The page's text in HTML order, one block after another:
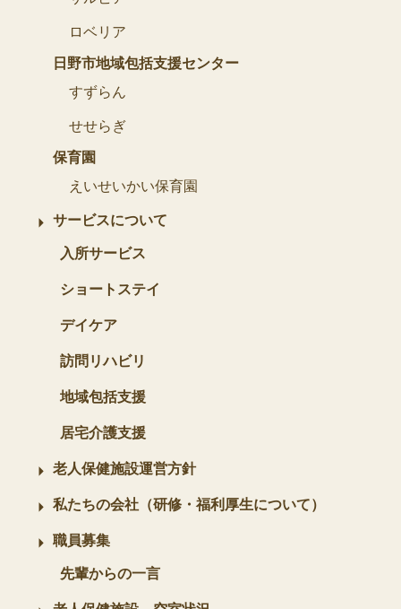
ロベリア
日野市地域包括支援センター
すずらん
せせらぎ
保育園
えいせいかい保育園
サービスについて
入所サービス
ショートステイ
デイケア
訪問リハビリ
地域包括支援
居宅介護支援
老人保健施設運営方針
私たちの会社（研修・福利厚生について）
職員募集
先輩からの一言